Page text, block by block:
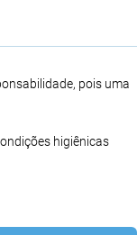
pois uma
higiênicas